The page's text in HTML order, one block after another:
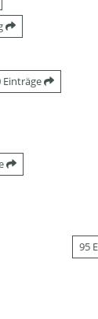
Einträge
95